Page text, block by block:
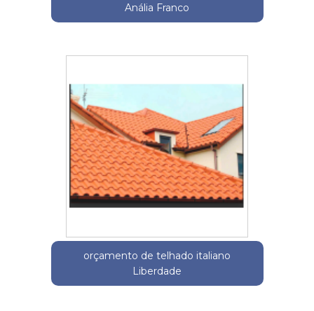
Anália Franco
orçamento de telhado italiano
Liberdade